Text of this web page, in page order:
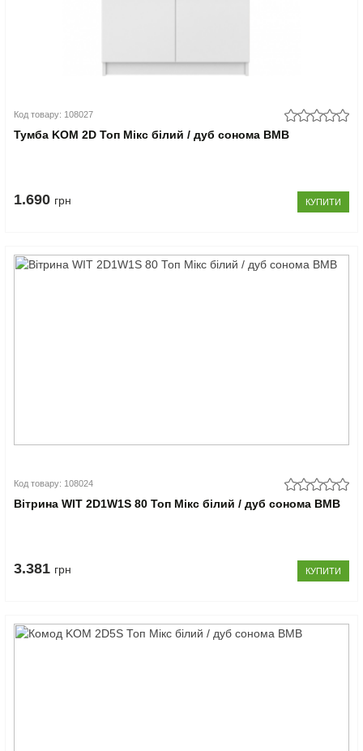
Код товару: 108027
Тумба KOM 2D Топ Мікс білий / дуб сонома ВМВ
1.690 грн КУПИТИ
Код товару: 108024
Вітрина WIT 2D1W1S 80 Топ Мікс білий / дуб сонома ВМВ
3.381 грн КУПИТИ